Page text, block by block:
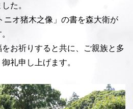
た。
ニオ猪木之像」の書を森大衛が
お祈りすると共に、ご親族と多
礼申し上げます。